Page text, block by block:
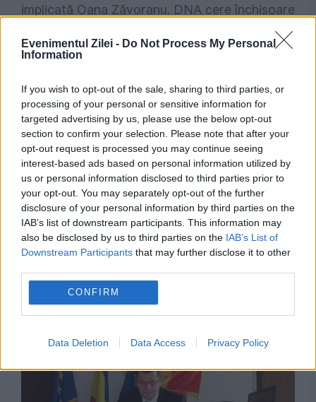
Evenimentul Zilei - Do Not Process My Personal
Information
If you wish to opt-out of the sale, sharing to third parties, or
processing of your personal or sensitive information for
targeted advertising by us, please use the below opt-out
section to confirm your selection. Please note that after your
opt-out request is processed you may continue seeing
interest-based ads based on personal information utilized by
us or personal information disclosed to third parties prior to
your opt-out. You may separately opt-out of the further
disclosure of your personal information by third parties on the
IAB’s list of downstream participants. This information may
also be disclosed by us to third parties on the IAB’s List of
Downstream Participants that may further disclose it to other
CONFIRM
Data Deletion Data Access Privacy Policy
implicată Oana Zăvoranu. DNA cere închisoare
POLITICA
Prefectul de Timiș, acuzat că l-a menținut în
DNA împotriva lui